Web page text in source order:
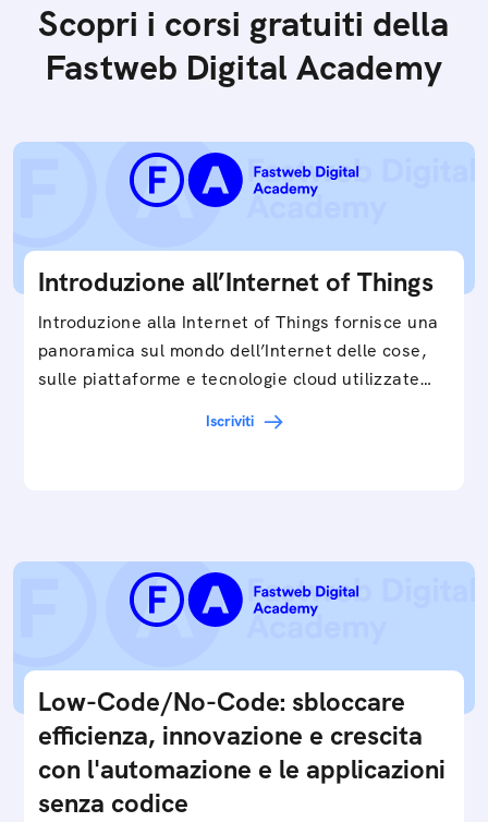
Scopri i corsi gratuiti della
Fastweb Digital Academy
Introduzione all’Internet of Things
Introduzione alla Internet of Things fornisce una
panoramica sul mondo dell’Internet delle cose,
sulle piattaforme e tecnologie cloud utilizzate
Iscriviti
Low-Code/No-Code: sbloccare
efficienza, innovazione e crescita
con l'automazione e le applicazioni
senza codice